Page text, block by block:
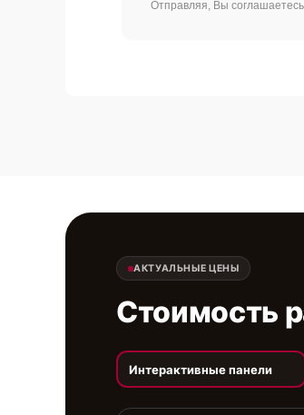
Отправляя, Вы
АКТУАЛЬНЫЕ ЦЕНЫ
Стоимость
Интерактивные панели